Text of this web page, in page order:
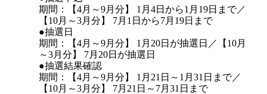
期間：【4月～9月分】 1月4日から1月19日まで／
【10月～3月分】 7月1日から7月19日まで
●抽選日
期間：【4月～9月分】 1月20日が抽選日／【10月
～3月分】 7月20日が抽選日
●抽選結果確認
期間：【4月～9月分】 1月21日～1月31日まで／
【10月～3月分】 7月21日～7月31日まで